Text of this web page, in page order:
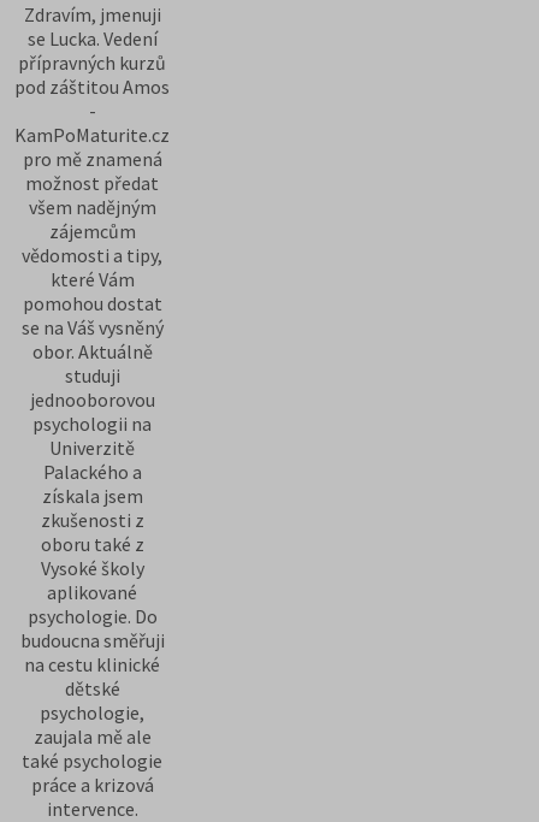
Zdravím, jmenuji
se Lucka. Vedení
přípravných kurzů
pod záštitou Amos
-
KamPoMaturite.cz
pro mě znamená
možnost předat
všem nadějným
zájemcům
vědomosti a tipy,
které Vám
pomohou dostat
se na Váš vysněný
obor. Aktuálně
studuji
jednooborovou
psychologii na
Univerzitě
Palackého a
získala jsem
zkušenosti z
oboru také z
Vysoké školy
aplikované
psychologie. Do
budoucna směřuji
na cestu klinické
dětské
psychologie,
zaujala mě ale
také psychologie
práce a krizová
intervence.